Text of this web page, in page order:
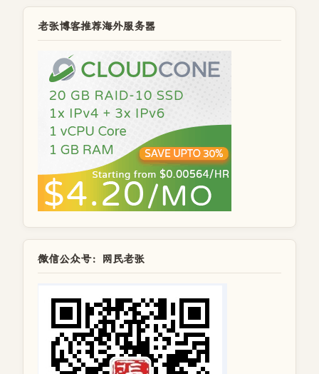
老张博客推荐海外服务器
微信公众号：网民老张